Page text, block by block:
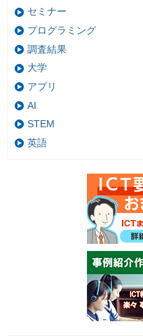
セミナー
プログラミング
調査結果
大学
アプリ
AI
STEM
英語